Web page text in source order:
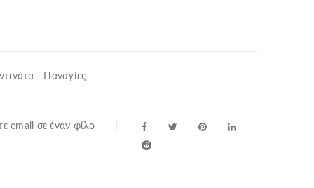
- Παναγίες
email σε έναν φίλο